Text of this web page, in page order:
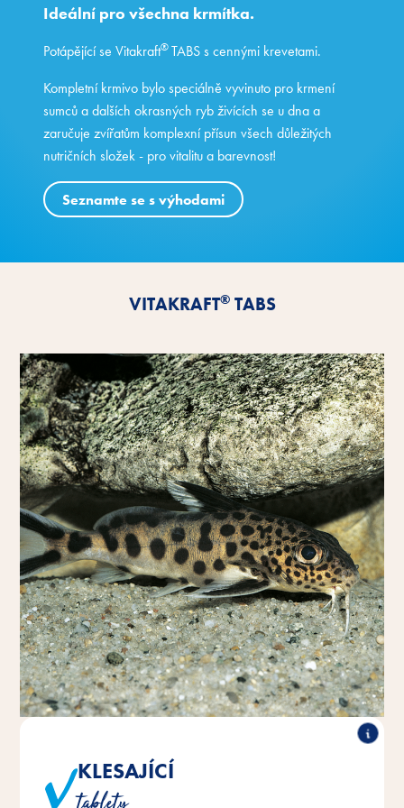
Ideální pro všechna krmítka.
Potápějící se Vitakraft®TABS s cennými krevetami.
Kompletní krmivo bylo speciálně vyvinuto pro krmení
sumců a dalších okrasných ryb živících se u dna a
zaručuje zvířatům komplexní přísun všech důležitých
nutričních složek - pro vitalitu a barevnost!
Seznamte se s výhodami
VITAKRAFT®TABS
KLESAJÍCÍ
Ideální pro všechny ryby živící se u dna.